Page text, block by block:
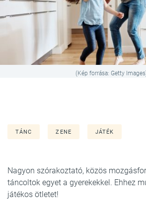
(Kép forrása: Getty
TÁNC ZENE JÁTÉK
Nagyon szórakoztató, közös
táncoltok egyet a gyerekekkel. Ehhez
játékos ötletet!